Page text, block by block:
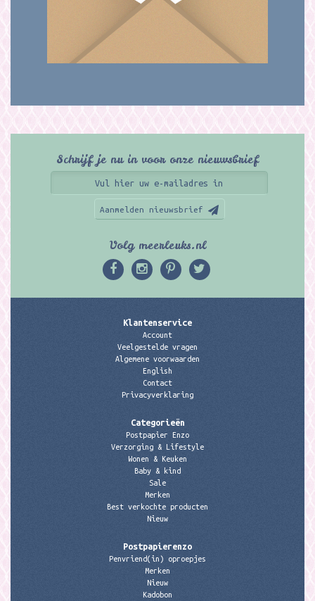
Schrijf je nu in voor onze nieuwsbrief
Aanmelden nieuwsbrief
Volg meerleuks.nl
Klantenservice
Account
Veelgestelde vragen
Algemene voorwaarden
English
Contact
Privacyverklaring
Categorieën
Postpapier Enzo
Verzorging & Lifestyle
Wonen & Keuken
Baby & kind
Sale
Merken
Best verkochte producten
Nieuw
Postpapierenzo
Penvriend(in) oproepjes
Merken
Nieuw
Kadobon